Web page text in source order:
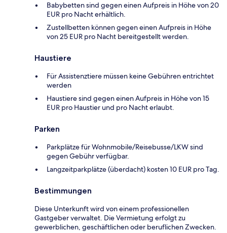
Babybetten sind gegen einen Aufpreis in Höhe von 20
EUR pro Nacht erhältlich.
Zustellbetten können gegen einen Aufpreis in Höhe
von 25 EUR pro Nacht bereitgestellt werden.
Haustiere
Für Assistenztiere müssen keine Gebühren entrichtet
werden
Haustiere sind gegen einen Aufpreis in Höhe von 15
EUR pro Haustier und pro Nacht erlaubt.
Parken
Parkplätze für Wohnmobile/Reisebusse/LKW sind
gegen Gebühr verfügbar.
Langzeitparkplätze (überdacht) kosten 10 EUR pro Tag.
Bestimmungen
Diese Unterkunft wird von einem professionellen
Gastgeber verwaltet. Die Vermietung erfolgt zu
gewerblichen, geschäftlichen oder beruflichen Zwecken.